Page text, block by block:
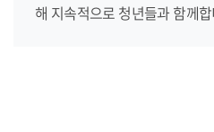
해 지속적으로 청년들과 함께